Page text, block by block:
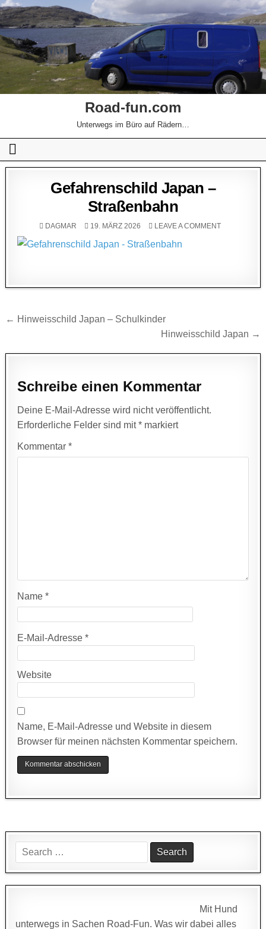
Road-fun.com
Unterwegs im Büro auf Rädern…
Gefahrenschild Japan –
Straßenbahn
DAGMAR 19. MÄRZ 2026 LEAVE A COMMENT
Beitragsnavigation
← Hinweisschild Japan – Schulkinder
Hinweisschild Japan →
Schreibe einen Kommentar
Deine E-Mail-Adresse wird nicht veröffentlicht.
Erforderliche Felder sind mit* markiert
Kommentar*
Name*
E-Mail-Adresse*
Website
Name, E-Mail-Adresse und Website in diesem
Browser für meinen nächsten Kommentar speichern.
Search
for:
Mit Hund
unterwegs in Sachen Road-Fun. Was wir dabei alles